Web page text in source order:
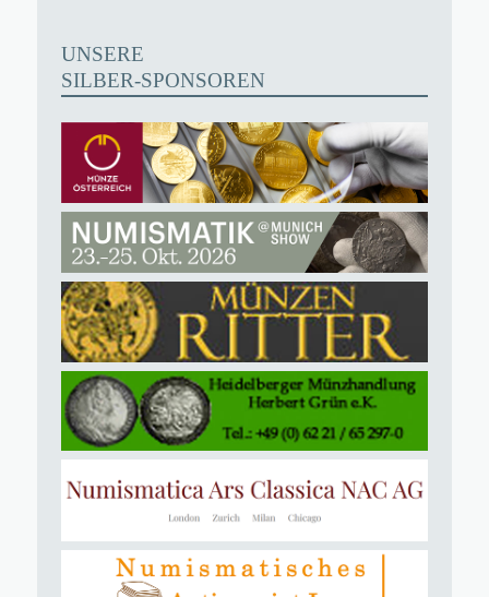
UNSERE
SILBER-SPONSOREN